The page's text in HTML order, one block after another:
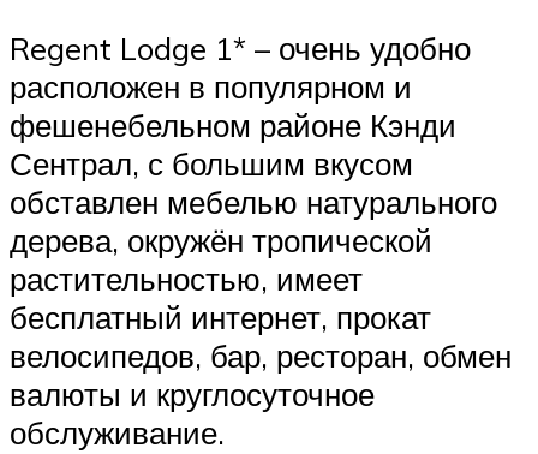
Regent Lodge 1* – очень удобно
расположен в популярном и
фешенебельном районе Кэнди
Сентрал, с большим вкусом
обставлен мебелью натурального
дерева, окружён тропической
растительностью, имеет
бесплатный интернет, прокат
велосипедов, бар, ресторан, обмен
валюты и круглосуточное
обслуживание.